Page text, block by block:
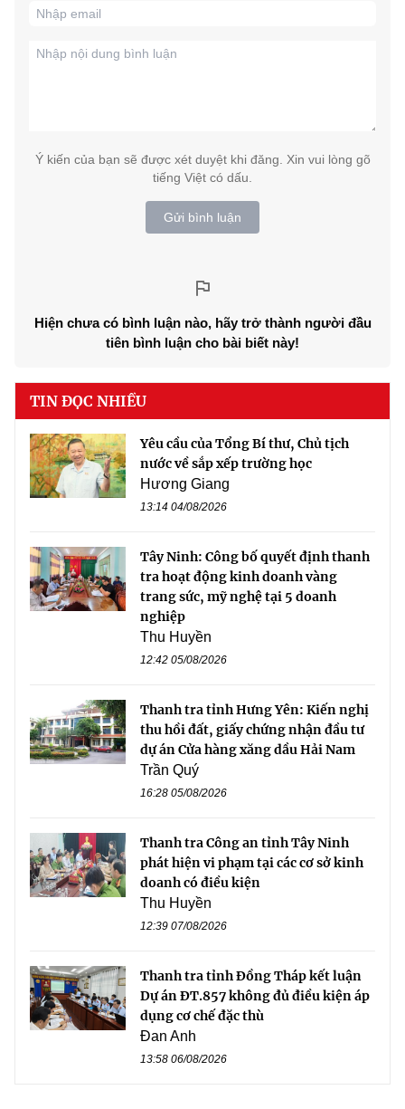
Ý kiến của bạn sẽ được xét duyệt khi đăng. Xin vui lòng gõ
tiếng Việt có dấu.
Gửi bình luận
Hiện chưa có bình luận nào, hãy trở thành người đầu
tiên bình luận cho bài biết này!
TIN ĐỌC NHIỀU
Yêu cầu của Tổng Bí thư, Chủ tịch
nước về sắp xếp trường học
Hương Giang
13:14 04/08/2026
Tây Ninh: Công bố quyết định thanh
tra hoạt động kinh doanh vàng
trang sức, mỹ nghệ tại 5 doanh
nghiệp
Thu Huyền
12:42 05/08/2026
Thanh tra tỉnh Hưng Yên: Kiến nghị
thu hồi đất, giấy chứng nhận đầu tư
dự án Cửa hàng xăng dầu Hải Nam
Trần Quý
16:28 05/08/2026
Thanh tra Công an tỉnh Tây Ninh
phát hiện vi phạm tại các cơ sở kinh
doanh có điều kiện
Thu Huyền
12:39 07/08/2026
Thanh tra tỉnh Đồng Tháp kết luận
Dự án ĐT.857 không đủ điều kiện áp
dụng cơ chế đặc thù
Đan Anh
13:58 06/08/2026